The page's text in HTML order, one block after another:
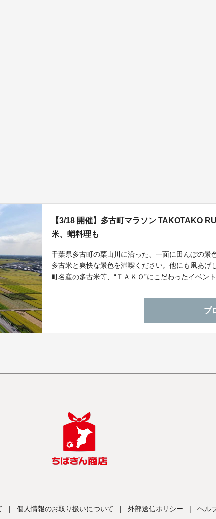
【3/18 開催】多古町マラソン TAKOTAKO
米、蛸料理も
千葉県多古町の栗山川に沿った、一面に田んぼの景
多古米と爽快な景色を満喫ください。他にも凧あげ
町名産の多古米等、“ＴＡＫＯ”にこだわったイベン
プ
| 個人情報のお取り扱いについて | 外部送信ポリシー | ヘル